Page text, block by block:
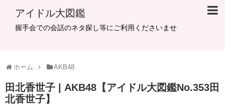
アイドル大図鑑
握手会での会話のネタ探し等にご利用くださいませ
ホーム AKB48
田北香世子 | AKB48【アイドル大図鑑No.353田
北香世子】